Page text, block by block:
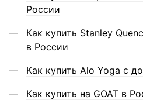
России
Как купить Stanley
в России
Как купить Alo Yoga с
Как купить на GOAT в